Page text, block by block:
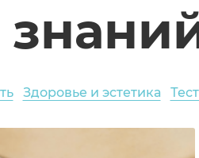
Здоровье и эстетика